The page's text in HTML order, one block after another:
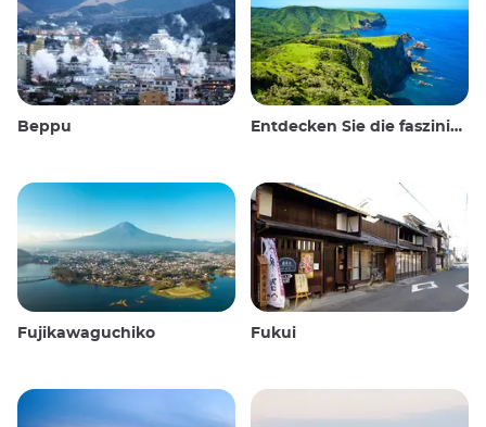
Beppu Entdecken Sie die faszinierende Kultur und atemberaubende Landschaft der Oki-Inseln in Japan
Fujikawaguchiko Fukui